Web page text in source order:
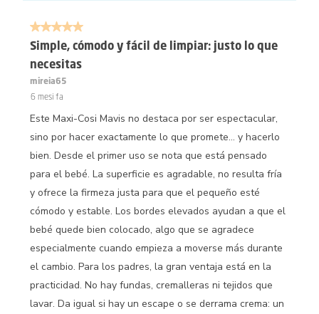
5 su 5 stelle.
Simple, cómodo y fácil de limpiar: justo lo que
necesitas
mireia65
6 mesi fa
Este Maxi-Cosi Mavis no destaca por ser espectacular,
sino por hacer exactamente lo que promete… y hacerlo
bien. Desde el primer uso se nota que está pensado
para el bebé. La superficie es agradable, no resulta fría
y ofrece la firmeza justa para que el pequeño esté
cómodo y estable. Los bordes elevados ayudan a que el
bebé quede bien colocado, algo que se agradece
especialmente cuando empieza a moverse más durante
el cambio. Para los padres, la gran ventaja está en la
practicidad. No hay fundas, cremalleras ni tejidos que
lavar. Da igual si hay un escape o se derrama crema: un